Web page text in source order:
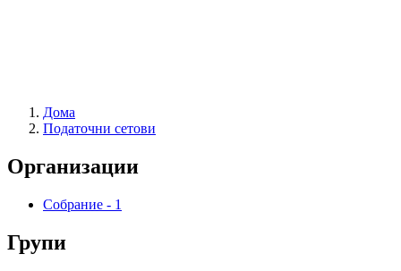
Дома
Податочни сетови
Организации
Собрание - 1
Групи